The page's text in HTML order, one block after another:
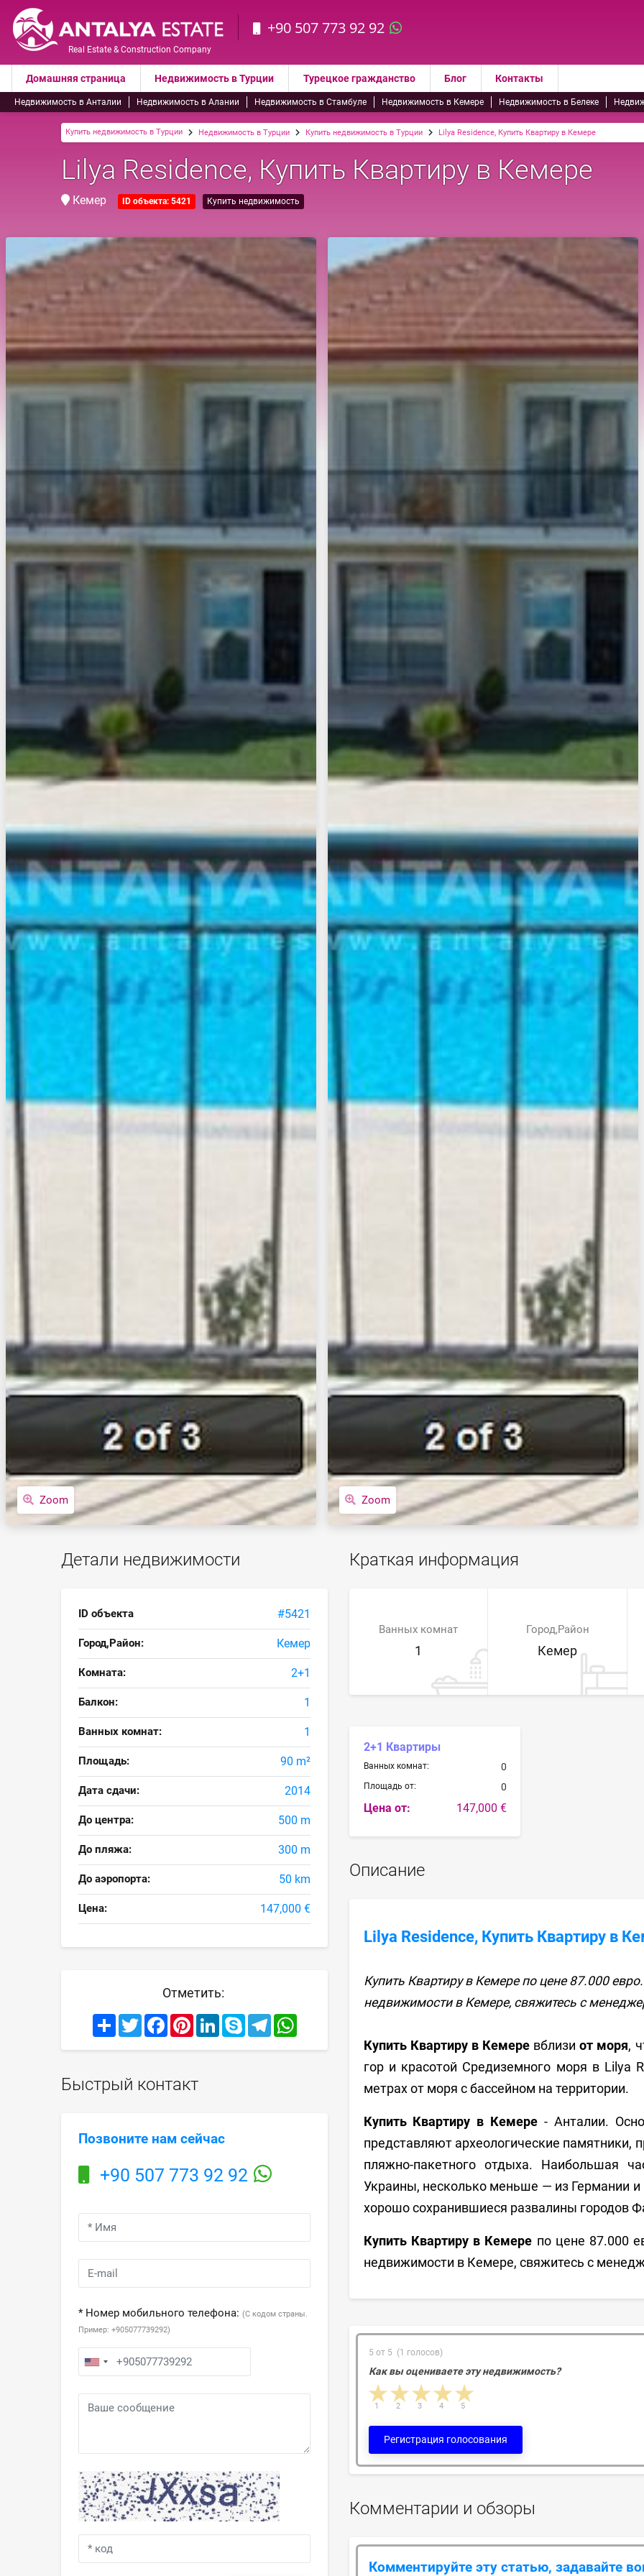
Real Estate & Construction Company
+90 507 773 92 92
Домашняя страница Недвижимость в Турции Турецкое гражданство Блог Контакты
Недвижимость в Анталии Недвижимость в Алании Недвижимость в Стамбуле Недвижимость в Кемере Недвижимость в Белеке
Купить недвижимость в Турции Недвижимость в Турции Купить недвижимость в Турции Lilya Residence, Купить Квартиру в Кемере
Lilya Residence, Купить Квартиру в Кемере
Кемер ID объекта: 5421 Купить недвижимость
Zoom Zoom
Детали недвижимости
ID объекта #5421
Город,Район: Кемер
Комната: 2+1
Балкон: 1
Ванных комнат: 1
Площадь: 90 m²
Дата сдачи: 2014
До центра: 500 m
До пляжа: 300 m
До аэропорта: 50 km
Цена: 147,000 €
Отметить:
ShareTwitterFacebookPinterestLinkedInSkypeTelegramWhatsApp
Быстрый контакт
Позвоните нам сейчас
+90 507 773 92 92
* Номер мобильного телефона: (С кодом страны.
Пример: +905077739292)
Краткая информация
Ванных комнат
1
Город,Район
Кемер
2+1 Квартиры
Ванных комнат: 0
Площадь от: 0
Цена от: 147,000 €
Описание
Lilya Residence, Купить Квартиру в
Купить Квартиру в Кемере по цене 87.000
недвижимости в Кемере, свяжитесь с
Купить Квартиру в Кемеревблизиот моря,
гор и красотой Средиземного моря в
метрах от моря с бассейном на территории.
Купить Квартиру в Кемере- Анталии.
представляют археологические
пляжно-пакетного отдыха. Наибольшая
Украины, несколько меньше — из Германии
хорошо сохранившиеся развалины городов
Купить Квартиру в Кемере по цене 87.000
недвижимости в Кемере, свяжитесь с
5 от 5 (1 голосов)
Как вы оцениваете эту недвижимость?
4 stars
3 stars
2 stars
1 star 5
4
3
2
1
Регистрация голосования
Комментарии и обзоры
Комментируйте эту статью, задавайте